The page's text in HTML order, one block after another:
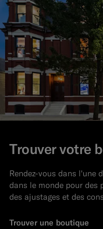
Trouver votre
Rendez-vous dans l'une
dans le monde pour des
des ajustages et des
Trouver une boutique